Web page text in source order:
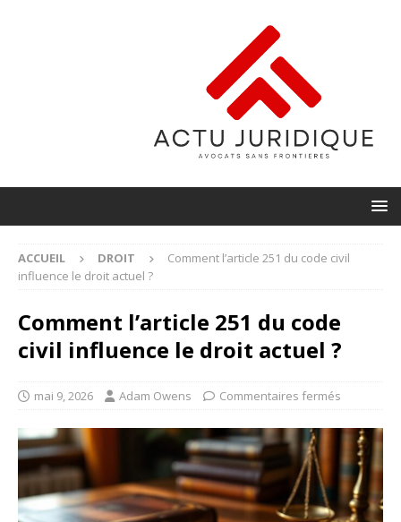
ACCUEIL DROIT
Comment l’article 251 du code civil
influence le droit actuel ?
Comment l’article 251 du code
civil influence le droit actuel ?
mai 9, 2026 Adam Owens Commentaires fermés